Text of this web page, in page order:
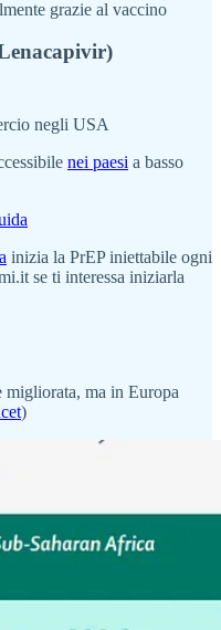
grazie al vaccino
negli USA
nei paesi a basso
inizia la PrEP iniettabile ogni
se ti interessa iniziarla
migliorata, ma in Europa
)